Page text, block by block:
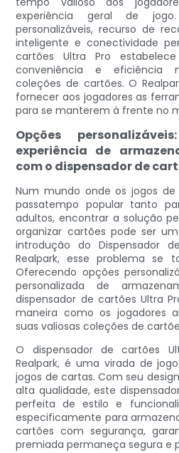
experiência geral de
personalizáveis, recurso de
inteligente e conectividade
cartões Ultra Pro
conveniência e eficiência
coleções de cartões. O
fornecer aos jogadores as
para se manterem à frente no
Opções
experiência de
com o dispensador de
Num mundo onde os jogos
passatempo popular tanto
adultos, encontrar a solução
organizar cartões pode ser
introdução do Dispensador
Realpark, esse problema se
Oferecendo opções
personalizada de
dispensador de cartões Ultra
maneira como os jogadores
suas valiosas coleções de
O dispensador de cartões
Realpark, é uma virada de
jogos de cartas. Com seu
alta qualidade, este
perfeita de estilo e
especificamente para
cartões com segurança,
premiada permaneça segura e